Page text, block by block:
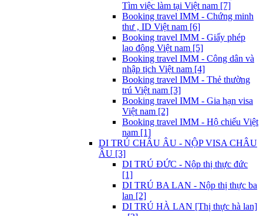
Tìm việc làm tại Việt nam [7]
Booking travel IMM - Chứng minh
thư , ID Việt nam [6]
Booking travel IMM - Giấy phép
lao động Việt nam [5]
Booking travel IMM - Công dân và
nhập tịch Việt nam [4]
Booking travel IMM - Thẻ thường
trú Việt nam [3]
Booking travel IMM - Gia hạn visa
Việt nam [2]
Booking travel IMM - Hộ chiếu Việt
nam [1]
DI TRÚ CHÂU ÂU - NỘP VISA CHÂU
ÂU [3]
DI TRÚ ĐỨC - Nộp thị thực đức
[1]
DI TRÚ BA LAN - Nộp thị thực ba
lan [2]
DI TRÚ HÀ LAN [Thị thực hà lan]